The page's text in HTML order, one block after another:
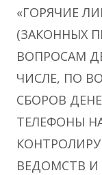
«ГОРЯЧИЕ
(ЗАКОННЫХ
ВОПРОСАМ
ЧИСЛЕ, ПО
СБОРОВ
ТЕЛЕФОНЫ
ВЕДОМСТВ И